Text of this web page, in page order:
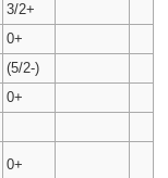
3/2+
0+
(5/2-)
0+
0+